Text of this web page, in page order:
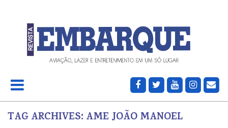
TAG ARCHIVES: AME JOÃO MANOEL